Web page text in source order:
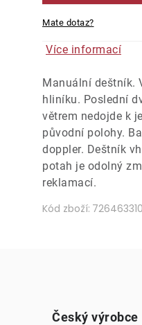
Mate dotaz?
Více informací
Manuální deštník.
hliníku. Poslední
větrem nedojde k
původní polohy.
doppler. Deštník
potah je odolný
reklamací.
Kód zboží:
Český výrobce